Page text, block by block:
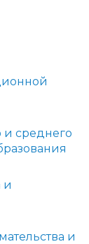
и среднего
и
и